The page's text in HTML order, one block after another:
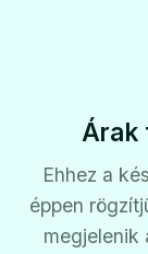
Árak
Ehhez a
éppen
megjelenik